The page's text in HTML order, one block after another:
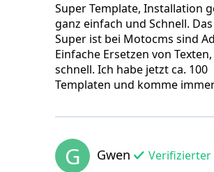
Super Template, Installation
ganz einfach und Schnell.
Super ist bei Motocms sind
Einfache Ersetzen von
schnell. Ich habe jetzt ca. 100
Templaten und komme
G Gwen Verifizierter